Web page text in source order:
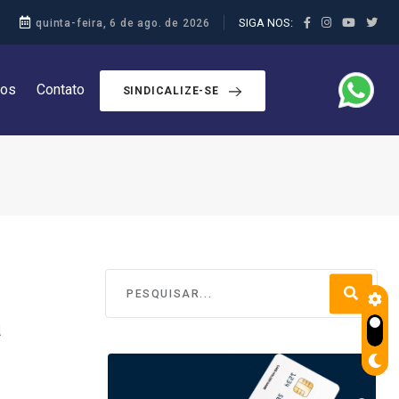
quinta-feira, 6 de ago. de 2026 SIGA NOS:
Contato SINDICALIZE-SE